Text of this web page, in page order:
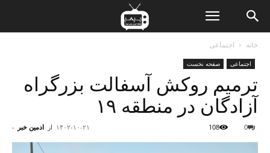
خانه اجتماعی
اجتماعی صفحه نخست
ترمیم روکش آسفالت بزرگراه
آزادگان در منطقه ۱۹
از ادمین خبر - ۱۴۰۲-۱۰-۲۱ 0
108